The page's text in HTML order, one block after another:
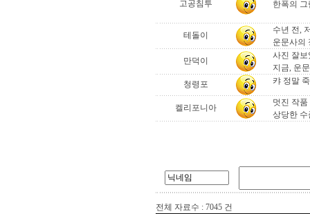
고공침투
한폭의
테돌이
수년 전,
운문사의
만덕이
사진 잘보
지금, 운
청령포
캬 정말
켈리포니아
멋진 작
상당한
전체 자료수 : 7045 건